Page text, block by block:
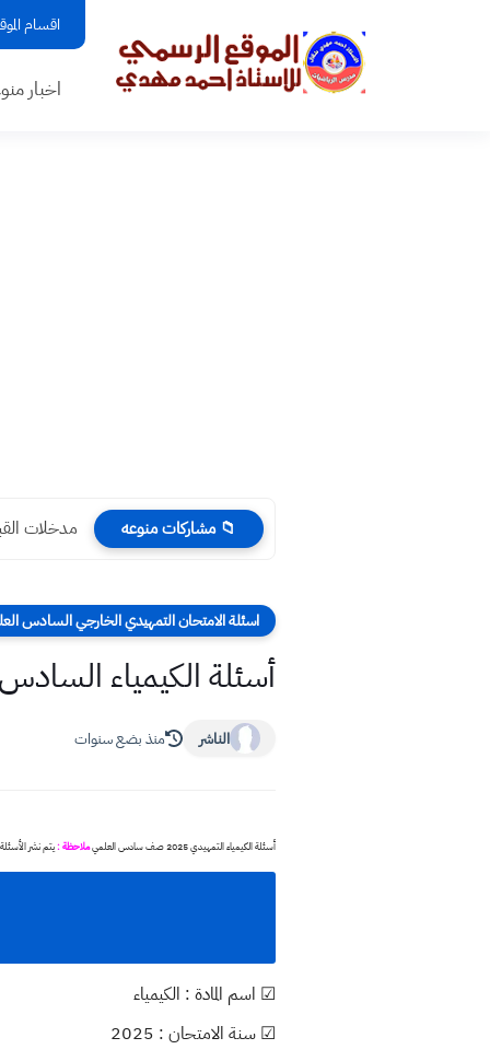
اقسام
اخبار
📁 مشاركات منوعه مدخلات القبول
اسئلة الامتحان التمهيدي الخارجي السادس
أسئلة الكيمياء السادس
الناشر منذ بضع سنوات
أسئلة الكيمياء التمهيدي 2025 صف سادس العلمي ملاحظة :يتم نشر
☑ اسم المادة : الكيمياء
☑ سنة الامتحان : 2025